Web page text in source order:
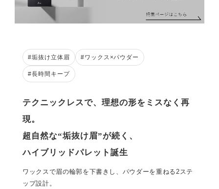
#垢抜け立体眉 #ワックス×パウダー
#長時間キープ
テクニックレスで、理想の形をミスなく再
現。
超自然な“垢抜け眉”が続く、
ハイブリッドパレット誕生
ワックスで眉の輪郭を下書きし、パウダーを重ねる2ステ
ップ設計。